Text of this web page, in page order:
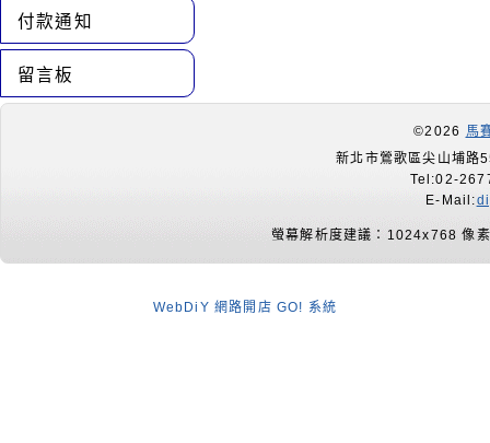
付款通知
留言板
©2026 馬
新北市鶯歌區尖山埔路
Tel:02-
E-Mail:
螢幕解析度建議：1024x768 像
WebDiY 網路開店 GO! 系統